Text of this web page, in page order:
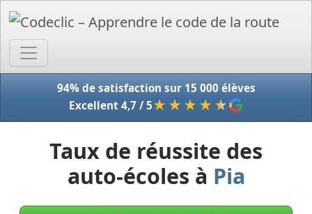
94% de satisfaction sur 15 000 élèves
Excellent 4,7 / 5★★★★ ★
Taux de réussite des
auto-écoles à Pia